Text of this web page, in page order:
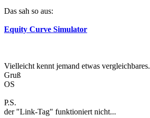
Das sah so aus:
Equity Curve Simulator
Vielleicht kennt jemand etwas vergleichbares.
Gruß
OS
P.S.
der "Link-Tag" funktioniert nicht...